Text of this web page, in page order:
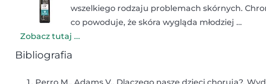
wszelkiego rodzaju problemach skórnych.
co powoduje, że skóra wygląda młodziej …
Zobacz tutaj ...
Bibliografia
Perro M., Adams V., Dlaczego nasze dzieci chorują?,